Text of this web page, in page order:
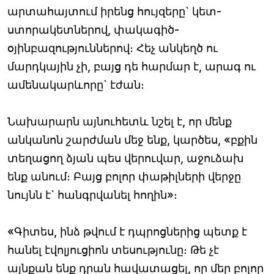
արտահայտում իրենց հույզերը` կետ-
ստորակետներով, փակագիծ-
օյինբազություններով։ Հեչ անկեղծ ու
մարդկային չի, բայց դե հարմար է, արագ ու
ամենակարևորը` էժան։
Նախարարն այնուհետև նշել է, որ մենք
անկանոն շարժման մեջ ենք, կարծես, «բքին
տեղացող ձյան պես վերուվար, աջուձախ
ենք անում։ Բայց բոլոր փաթիլների վերջը
նույնն է` հանգրվանել հողին»։
«Գիտես, ինձ թվում է դպրոցներից պետք է
հանել էվոլյուցիոն տեսությունը։ Թե չէ
այնքան ենք դրան հավատացել, որ մեր բոլոր